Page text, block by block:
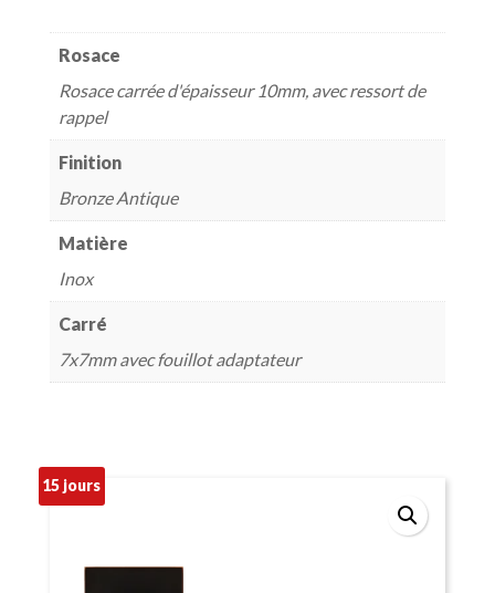
Rosace
Rosace carrée d'épaisseur 10mm, avec ressort de
rappel
Finition
Bronze Antique
Matière
Inox
Carré
7x7mm avec fouillot adaptateur
15 jours